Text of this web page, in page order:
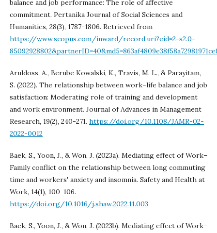
balance and job performance: The role of affective
commitment. Pertanika Journal of Social Sciences and
Humanities, 28(3), 1787-1806. Retrieved from
https://www.scopus.com/inward/record.uri?eid=2-s2.0-
Aruldoss, A., Berube Kowalski, K., Travis, M. L., & Parayitam,
S. (2022). The relationship between work–life balance and job
satisfaction: Moderating role of training and development
and work environment. Journal of Advances in Management
Research, 19(2), 240-271. https://doi.org/10.1108/JAMR-02-
2022-0012
Baek, S., Yoon, J., & Won, J. (2023a). Mediating effect of Work–
Family conflict on the relationship between long commuting
time and workers' anxiety and insomnia. Safety and Health at
Work, 14(1), 100-106.
https://doi.org/10.1016/j.shaw.2022.11.003
Baek, S., Yoon, J., & Won, J. (2023b). Mediating effect of Work–